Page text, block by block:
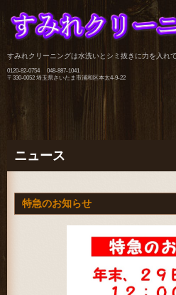
すみれクリーニングは水洗いとシミ抜きに力を入れ
0120-82-0754 048-887-1041
〒330-0052 埼玉県さいたま市浦和区本太4-9-22
ニュース
特急のお知らせ